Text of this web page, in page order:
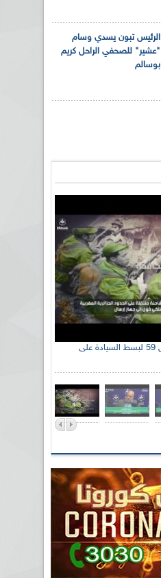
الرئيس تبون يسدي وسام
"عشير" للصحفي الراحل كريم
بوسالم
الإذاعة الجزائرية تحي الذكرى 59 لبسط السيادة على